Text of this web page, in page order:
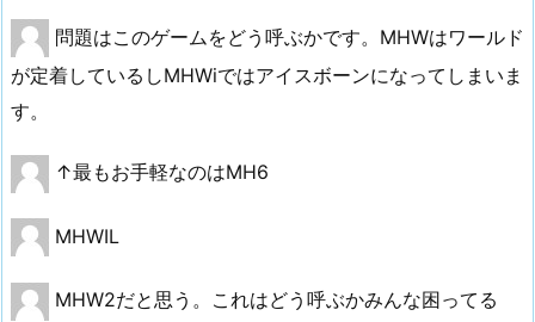
問題はこのゲームをどう呼ぶかです。MHWはワールド
が定着しているしMHWiではアイスボーンになってしまいま
す。
↑最もお手軽なのはMH6
MHWIL
MHW2だと思う。これはどう呼ぶかみんな困ってる